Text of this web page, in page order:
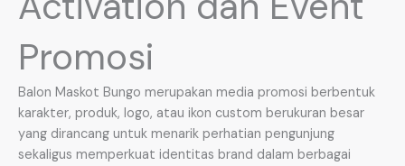
Promosi
Balon Maskot Bungo merupakan media promosi berbentuk
karakter, produk, logo, atau ikon custom berukuran besar
yang dirancang untuk menarik perhatian pengunjung
sekaligus memperkuat identitas brand dalam berbagai